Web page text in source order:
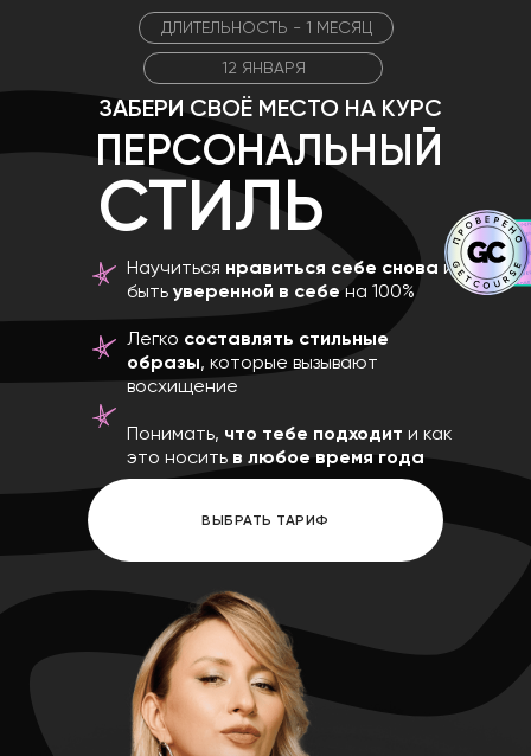
СТИЛЬ
ПЕРСОНАЛЬНЫЙ
ЗАБЕРИ СВОЁ МЕСТО НА КУРС
Научиться нравиться себе снова и
быть уверенной в себена 100%
Легко составлять стильные
образы, которые вызывают
восхищение
Понимать, что тебе подходит и как
это носить в любое время года
ДЛИТЕЛЬНОСТЬ - 1 МЕСЯЦ
12 ЯНВАРЯ
ВЫБРАТЬ ТАРИФ